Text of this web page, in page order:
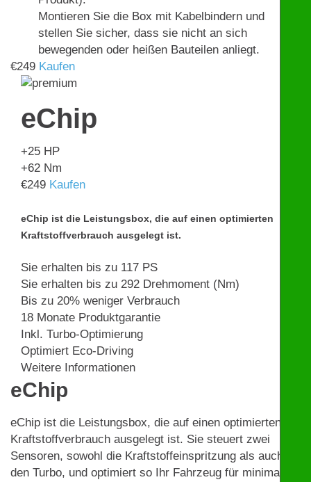
Montieren Sie die Box mit Kabelbindern und
stellen Sie sicher, dass sie nicht an sich
bewegenden oder heißen Bauteilen anliegt.
€249 Kaufen
eChip
+25 HP
+62 Nm
€249 Kaufen
eChip ist die Leistungsbox, die auf einen optimierten
Kraftstoffverbrauch ausgelegt ist.
Sie erhalten bis zu 117 PS
Sie erhalten bis zu 292 Drehmoment (Nm)
Bis zu 20% weniger Verbrauch
18 Monate Produktgarantie
Inkl. Turbo-Optimierung
Optimiert Eco-Driving
Weitere Informationen
eChip
eChip ist die Leistungsbox, die auf einen optimierten
Kraftstoffverbrauch ausgelegt ist. Sie steuert zwei
Sensoren, sowohl die Kraftstoffeinspritzung als auch
den Turbo, und optimiert so Ihr Fahrzeug für minimalen